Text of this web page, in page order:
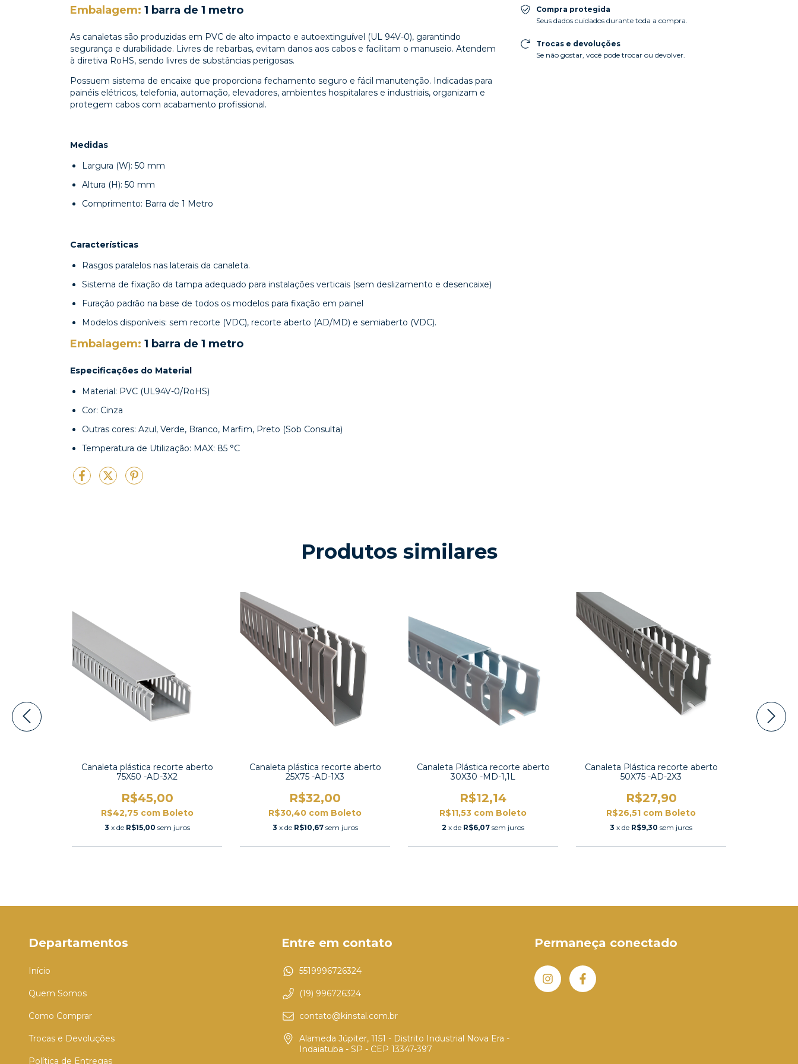
Embalagem: 1 barra de 1 metro
As canaletas são produzidas em PVC de alto impacto e autoextinguível (UL 94V-0), garantindo
segurança e durabilidade. Livres de rebarbas, evitam danos aos cabos e facilitam o manuseio. Atendem
à diretiva RoHS, sendo livres de substâncias perigosas.
Possuem sistema de encaixe que proporciona fechamento seguro e fácil manutenção. Indicadas para
painéis elétricos, telefonia, automação, elevadores, ambientes hospitalares e industriais, organizam e
protegem cabos com acabamento profissional.
Medidas
Largura (W): 50 mm
Altura (H): 50 mm
Comprimento: Barra de 1 Metro
Características
Rasgos paralelos nas laterais da canaleta.
Sistema de fixação da tampa adequado para instalações verticais (sem deslizamento e desencaixe)
Furação padrão na base de todos os modelos para fixação em painel
Modelos disponíveis: sem recorte (VDC), recorte aberto (AD/MD) e semiaberto (VDC).
Embalagem: 1 barra de 1 metro
Especificações do Material
Material: PVC (UL94V-0/RoHS)
Cor: Cinza
Outras cores: Azul, Verde, Branco, Marfim, Preto (Sob Consulta)
Temperatura de Utilização: MAX: 85 °C
Compra protegida
Seus dados cuidados durante toda a compra.
Trocas e devoluções
Se não gostar, você pode trocar ou devolver.
Produtos similares
Canaleta plástica recorte aberto
75X50 -AD-3X2
R$45,00
R$42,75 com Boleto
3 x de R$15,00 sem juros
Canaleta plástica recorte aberto
25X75 -AD-1X3
R$32,00
R$30,40 com Boleto
3 x de R$10,67 sem juros
Canaleta Plástica recorte aberto
30X30 -MD-1,1L
R$12,14
R$11,53 com Boleto
2 x de R$6,07 sem juros
Canaleta Plástica recorte aberto
50X75 -AD-2X3
R$27,90
R$26,51 com Boleto
3 x de R$9,30 sem juros
Departamentos
Início
Quem Somos
Como Comprar
Trocas e Devoluções
Política de Entregas
Entre em contato
5519996726324
(19) 996726324
contato@kinstal.com.br
Alameda Júpiter, 1151 - Distrito Industrial Nova Era -
Indaiatuba - SP - CEP 13347-397
Permaneça conectado